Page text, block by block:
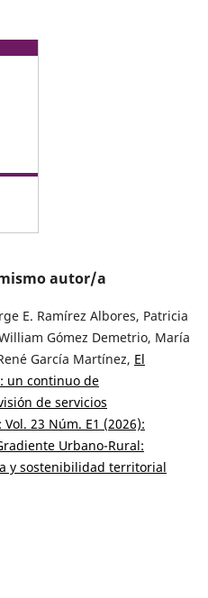
autor/a
E. Ramírez Albores, Patricia
Gómez Demetrio, María
García Martínez, El
un continuo de
de servicios
23 Núm. E1 (2026):
Urbano-Rural:
y sostenibilidad territorial